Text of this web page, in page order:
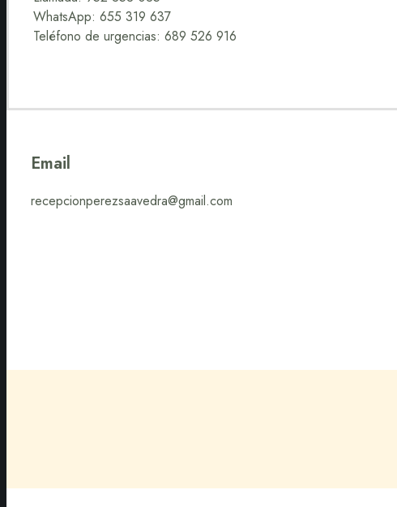
WhatsApp: 655 319 637
Teléfono de urgencias: 689 526 916
Email
recepcionperezsaavedra@gmail.com